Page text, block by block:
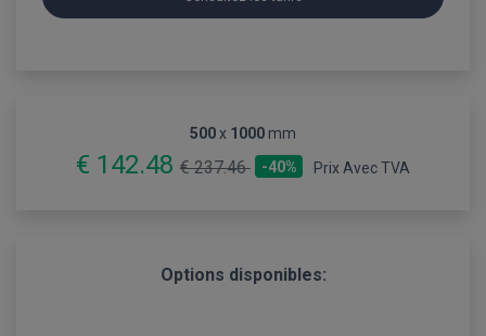
500x 1000 mm
€ 142.48 € 237.46 -40% Prix Avec TVA
Options disponibles: